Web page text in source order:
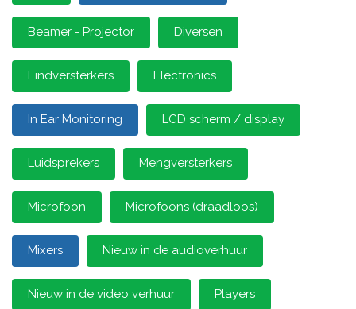
Beamer - Projector Diversen
Eindversterkers Electronics
In Ear Monitoring LCD scherm / display
Luidsprekers Mengversterkers
Microfoon Microfoons (draadloos)
Mixers Nieuw in de audioverhuur
Nieuw in de video verhuur Players